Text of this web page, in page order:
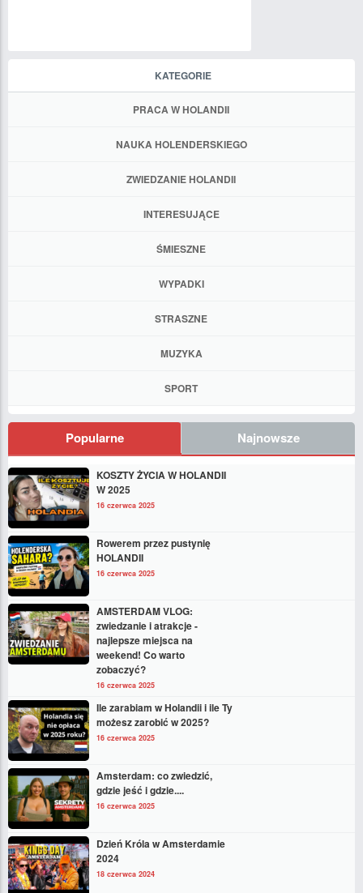
KATEGORIE
PRACA W HOLANDII
NAUKA HOLENDERSKIEGO
ZWIEDZANIE HOLANDII
INTERESUJĄCE
ŚMIESZNE
WYPADKI
STRASZNE
MUZYKA
SPORT
Popularne Najnowsze
KOSZTY ŻYCIA W HOLANDII
W 2025
16 czerwca 2025
Rowerem przez pustynię
HOLANDII
16 czerwca 2025
AMSTERDAM VLOG:
zwiedzanie i atrakcje -
najlepsze miejsca na
weekend! Co warto
zobaczyć?
16 czerwca 2025
Ile zarabiam w Holandii i ile Ty
możesz zarobić w 2025?
16 czerwca 2025
Amsterdam: co zwiedzić,
gdzie jeść i gdzie....
16 czerwca 2025
Dzień Króla w Amsterdamie
2024
18 czerwca 2024